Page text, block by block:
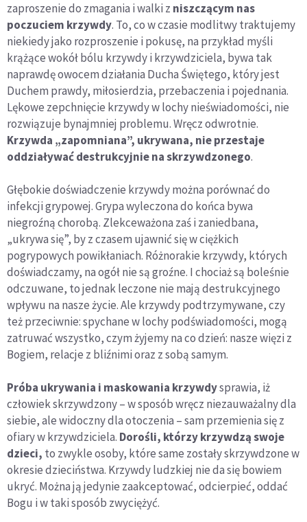
zaproszenie do zmagania i walki z niszczącym nas
poczuciem krzywdy. To, co w czasie modlitwy traktujemy
niekiedy jako rozproszenie i pokusę, na przykład myśli
krążące wokół bólu krzywdy i krzywdziciela, bywa tak
naprawdę owocem działania Ducha Świętego, który jest
Duchem prawdy, miłosierdzia, przebaczenia i pojednania.
Lękowe zepchnięcie krzywdy w lochy nieświadomości, nie
rozwiązuje bynajmniej problemu. Wręcz odwrotnie.
Krzywda „zapomniana”, ukrywana, nie przestaje
oddziaływać destrukcyjnie na skrzywdzonego.
Głębokie doświadczenie krzywdy można porównać do
infekcji grypowej. Grypa wyleczona do końca bywa
niegroźną chorobą. Zlekceważona zaś i zaniedbana,
„ukrywa się”, by z czasem ujawnić się w ciężkich
pogrypowych powikłaniach. Różnorakie krzywdy, których
doświadczamy, na ogół nie są groźne. I chociaż są boleśnie
odczuwane, to jednak leczone nie mają destrukcyjnego
wpływu na nasze życie. Ale krzywdy podtrzymywane, czy
też przeciwnie: spychane w lochy podświadomości, mogą
zatruwać wszystko, czym żyjemy na co dzień: nasze więzi z
Bogiem, relacje z bliźnimi oraz z sobą samym.
Próba ukrywania i maskowania krzywdysprawia, iż
człowiek skrzywdzony – w sposób wręcz niezauważalny dla
siebie, ale widoczny dla otoczenia – sam przemienia się z
ofiary w krzywdziciela. Dorośli, którzy krzywdzą swoje
dzieci, to zwykle osoby, które same zostały skrzywdzone w
okresie dzieciństwa. Krzywdy ludzkiej nie da się bowiem
ukryć. Można ją jedynie zaakceptować, odcierpieć, oddać
Bogu i w taki sposób zwyciężyć.